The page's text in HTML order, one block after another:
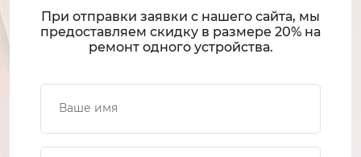
При отправки заявки с нашего сайта, мы
предоставляем скидку в размере 20% на
ремонт одного устройства.
Ваше имя
Ваш телефон